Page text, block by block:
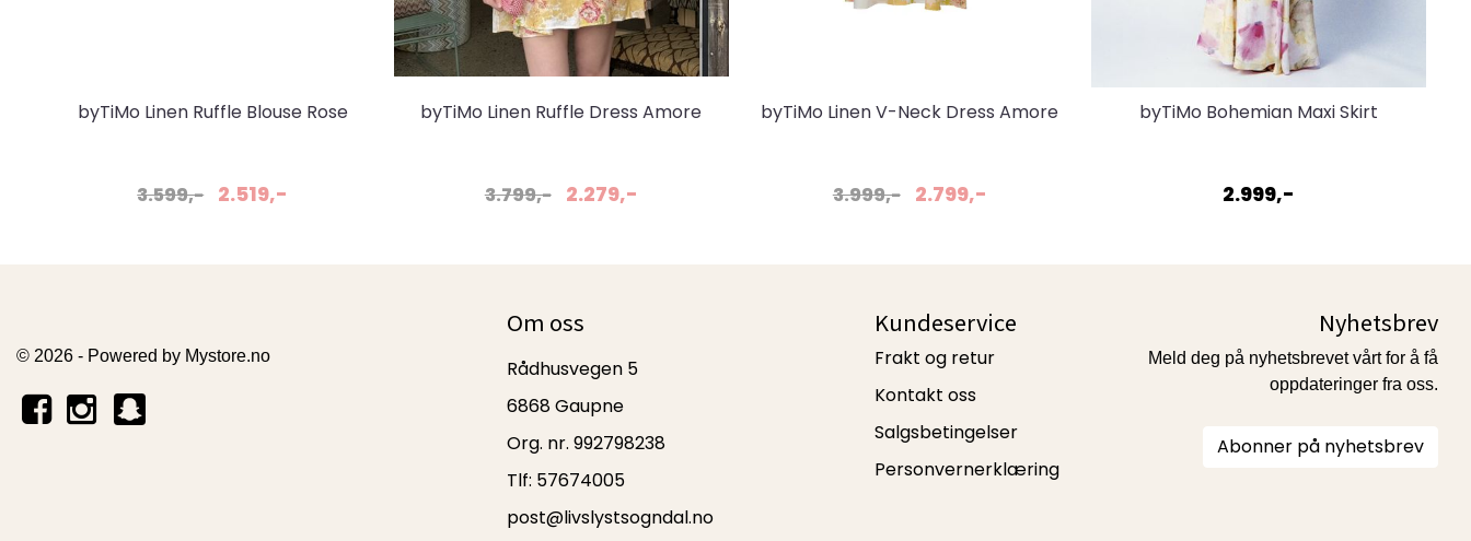
byTiMo Linen Ruffle Blouse Rose
3.599,- 2.519,-
byTiMo Linen Ruffle Dress Amore
3.799,- 2.279,-
byTiMo Linen V-Neck Dress Amore
3.999,- 2.799,-
byTiMo Bohemian Maxi Skirt
2.999,-
© 2026 - Powered by Mystore.no
Om oss
Rådhusvegen 5
6868 Gaupne
Org. nr. 992798238
Tlf: 57674005
post@livslystsogndal.no
Kundeservice
Frakt og retur
Kontakt oss
Salgsbetingelser
Personvernerklæring
Nyhetsbrev
Meld deg på nyhetsbrevet vårt for å få
oppdateringer fra oss.
Abonner på nyhetsbrev